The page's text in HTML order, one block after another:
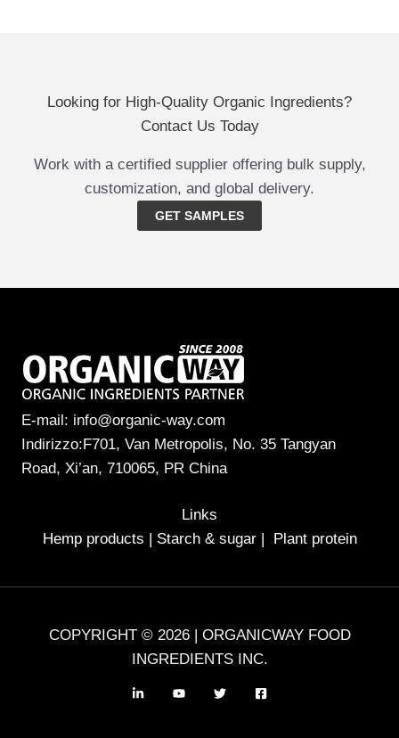
Looking for High-Quality Organic Ingredients?
Contact Us Today
Work with a certified supplier offering bulk supply,
customization, and global delivery.
GET SAMPLES
E-mail: info@organic-way.com
Indirizzo:F701, Van Metropolis, No. 35 Tangyan
Road, Xi’an, 710065, PR China
Links
Hemp products | Starch & sugar| Plant protein
COPYRIGHT © 2026 | ORGANICWAY FOOD
INGREDIENTS INC.